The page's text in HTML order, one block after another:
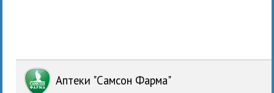
Аптеки "Самсон Фарма"